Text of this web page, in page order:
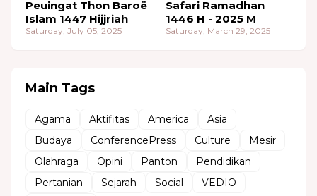
Peuingat Thon Baroë
Islam 1447 Hijjriah
Saturday, July 05, 2025
Safari Ramadhan
1446 H - 2025 M
Saturday, March 29, 2025
Main Tags
Agama Aktifitas America
Asia
Budaya
ConferencePress Culture
Mesir
Olahraga
Opini Panton
Pendidikan
Pertanian
Sejarah Social
VEDIO